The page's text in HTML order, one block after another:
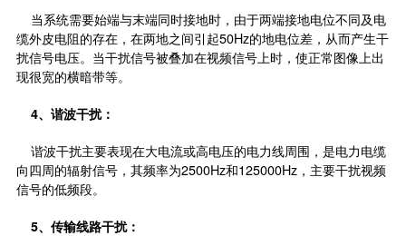
当系统需要始端与末端同时接地时，由于两端接地电位不同及电
缆外皮电阻的存在，在两地之间引起50Hz的地电位差，从而产生干
扰信号电压。当干扰信号被叠加在视频信号上时，使正常图像上出
现很宽的横暗带等。
4、谐波干扰：
谐波干扰主要表现在大电流或高电压的电力线周围，是电力电缆
向四周的辐射信号，其频率为2500Hz和125000Hz，主要干扰视频
信号的低频段。
5、传输线路干扰：